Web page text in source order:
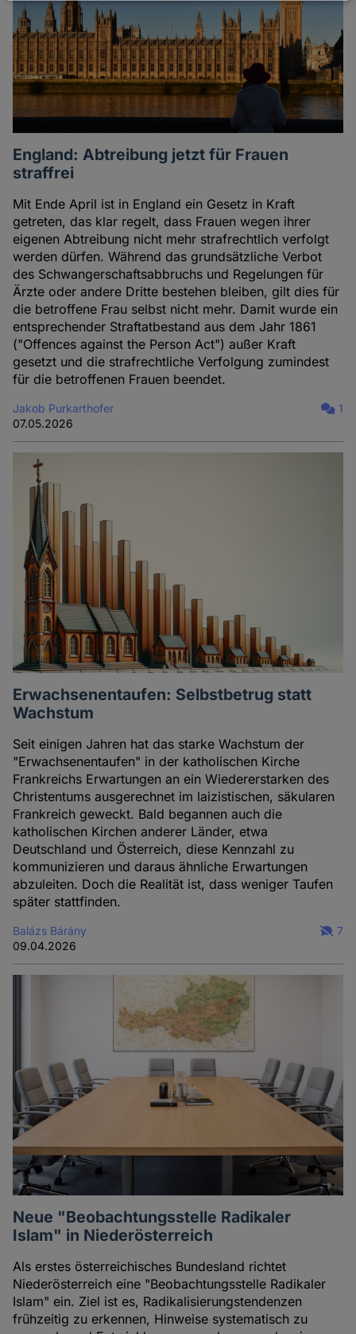
England: Abtreibung jetzt für Frauen
straffrei
Mit Ende April ist in England ein Gesetz in Kraft
getreten, das klar regelt, dass Frauen wegen ihrer
eigenen Abtreibung nicht mehr strafrechtlich verfolgt
werden dürfen. Während das grundsätzliche Verbot
des Schwangerschaftsabbruchs und Regelungen für
Ärzte oder andere Dritte bestehen bleiben, gilt dies für
die betroffene Frau selbst nicht mehr. Damit wurde ein
entsprechender Straftatbestand aus dem Jahr 1861
("Offences against the Person Act") außer Kraft
gesetzt und die strafrechtliche Verfolgung zumindest
für die betroffenen Frauen beendet.
Jakob Purkarthofer
07.05.2026
1
Erwachsenentaufen: Selbstbetrug statt
Wachstum
Seit einigen Jahren hat das starke Wachstum der
"Erwachsenentaufen" in der katholischen Kirche
Frankreichs Erwartungen an ein Wiedererstarken des
Christentums ausgerechnet im laizistischen, säkularen
Frankreich geweckt. Bald begannen auch die
katholischen Kirchen anderer Länder, etwa
Deutschland und Österreich, diese Kennzahl zu
kommunizieren und daraus ähnliche Erwartungen
abzuleiten. Doch die Realität ist, dass weniger Taufen
später stattfinden.
Balázs Bárány
09.04.2026
7
Neue "Beobachtungsstelle Radikaler
Islam" in Niederösterreich
Als erstes österreichisches Bundesland richtet
Niederösterreich eine "Beobachtungsstelle Radikaler
Islam" ein. Ziel ist es, Radikalisierungstendenzen
frühzeitig zu erkennen, Hinweise systematisch zu
und
Cookies